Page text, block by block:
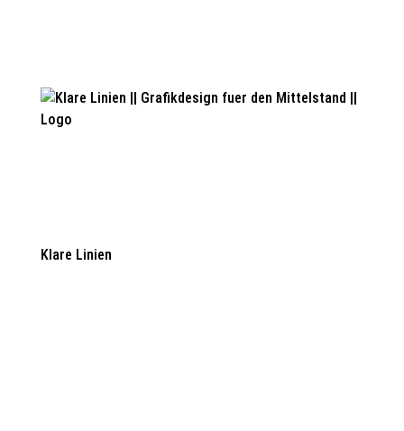
Klare Linien